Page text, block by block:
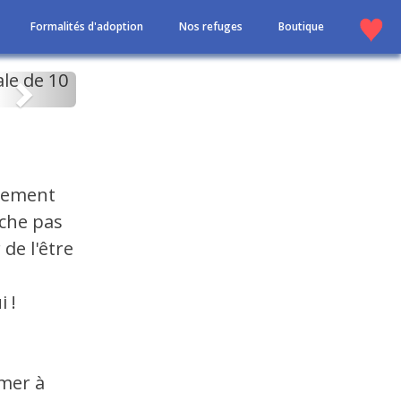
Formalités d'adoption Nos refuges Boutique
Suivant
pas
l'être
!
à